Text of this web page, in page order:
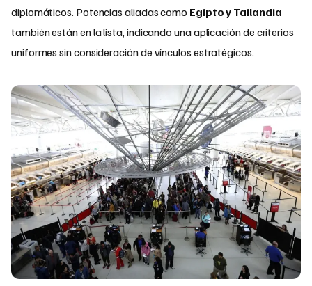
diplomáticos. Potencias aliadas como Egipto y Tailandia
también están en la lista, indicando una aplicación de criterios
uniformes sin consideración de vínculos estratégicos.